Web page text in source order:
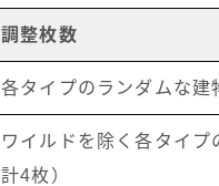
調整枚数
各タイプのランダムな建
ワイルドを除く各タイ
計4枚）